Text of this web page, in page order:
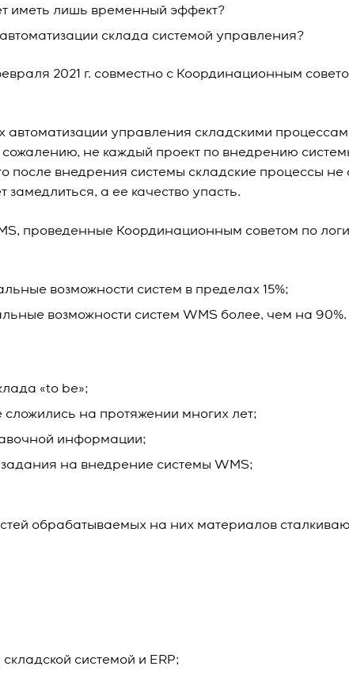
иметь лишь временный эффект?
склада системой управления?
2021 г. совместно с Координационным
автоматизации управления складскими
не каждый проект по внедрению
после внедрения системы складские процессы не
а ее качество упасть.
проведенные Координационным советом по
возможности систем в пределах 15%;
возможности систем WMS более, чем на 90%.
«to be»;
сложились на протяжении многих лет;
информации;
задания на внедрение системы WMS;
обрабатываемых на них материалов
системой и ERP;